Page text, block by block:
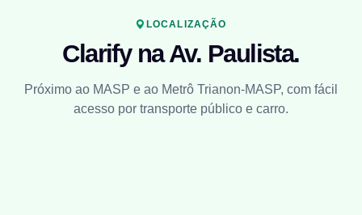
LOCALIZAÇÃO
Clarify na Av. Paulista.
Próximo ao MASP e ao Metrô Trianon-MASP, com fácil
acesso por transporte público e carro.